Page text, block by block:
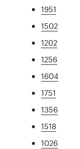
1951
1502
1202
1256
1604
1751
1356
1518
1026